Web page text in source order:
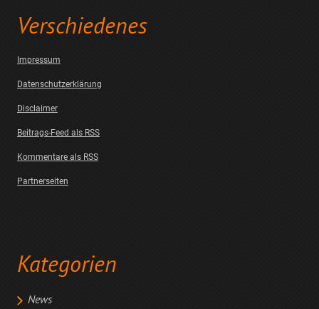
Verschiedenes
Impressum
Datenschutzerklärung
Disclaimer
Beitrags-Feed als RSS
Kommentare als RSS
Partnerseiten
Kategorien
News